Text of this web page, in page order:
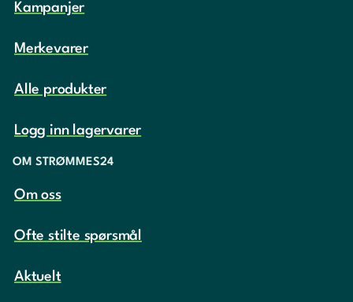
Kampanjer
Merkevarer
Alle produkter
Logg inn lagervarer
OM STRØMMES24
Om oss
Ofte stilte spørsmål
Aktuelt